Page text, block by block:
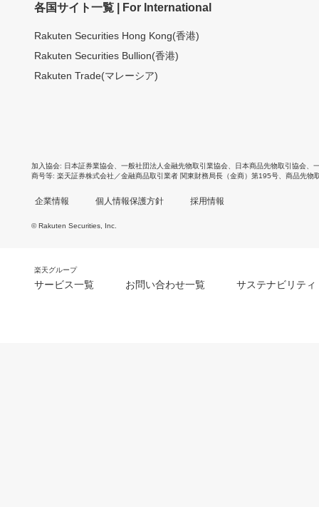
各国サイト一覧 | For International
Rakuten Securities Hong Kong(香港)
Rakuten Securities Bullion(香港)
Rakuten Trade(マレーシア)
加入協会 日本証券業協会 一般社団法人金融先物取引業協会 日本商品先物取引協会
商号等 楽天証券株式会社／金融商品取引業者 関東財務局長（金商）第195号、商品先物
企業情報 個人情報保護方針 採用情報
© Rakuten Securities, Inc.
楽天グループ
サービス一覧 お問い合わせ一覧 サステナビリティ